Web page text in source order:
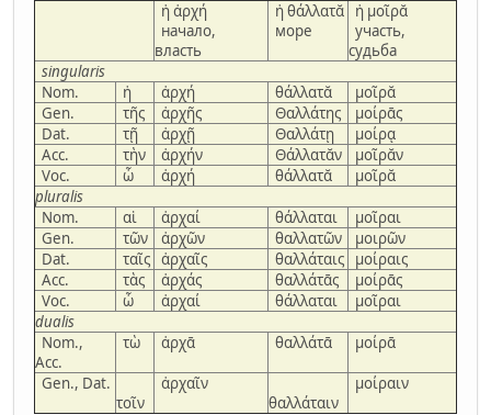
ἡ ἀρχή
начало,
власть
ἡ θάλλατᾰ
море
ἡ μοῖρᾰ
участь,
судьба
singularis
Nom.
ἡ ἀρχή θάλλατᾰ
μοῖρᾰ
Gen.
τῆς ἀρχῆς Θαλλάτης
μοίρᾱς
Dat.
τῇ ἀρχῇ Θαλλάτῃ
μοίρᾳ
Acc.
τὴν ἀρχήν Θάλλατᾰν
μοῖρᾰν
Voc.
ὦ ἀρχή θάλλατᾰ
μοῖρᾰ
pluralis
Nom.
αἱ ἀρχαί θάλλαται
μοῖραι
Gen.
τῶν ἀρχῶν θαλλατῶν
μοιρῶν
Dat.
ταῖς ἀρχαῖς θαλλάταις
μοίραις
Acc.
τὰς ἀρχάς θαλλάτᾱς
μοίρᾱς
Voc.
ὦ ἀρχαί θάλλαται
μοῖραι
dualis
Nom.,
Acc.
τὼ ἀρχᾱ θαλλάτᾱ μοίρᾱ
Gen., Dat.
τοῖν
ἀρχαῖν
θαλλάταιν
μοίραιν